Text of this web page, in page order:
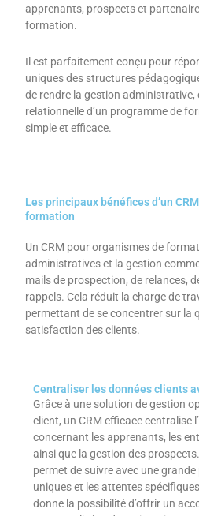
apprenants, prospects et
formation.
Il est parfaitement conçu pour
uniques des structures
de rendre la gestion administrative,
relationnelle d’un programme de
simple et efficace.
Les principaux bénéfices d’un
formation
Un CRM pour organismes de
administratives et la gestion
mails de prospection, de relances,
rappels. Cela réduit la charge de
permettant de se concentrer sur la
satisfaction des clients.
Centraliser les données clients
Grâce à une solution de gestion
client, un CRM efficace centralise
concernant les apprenants, les
ainsi que la gestion des
permet de suivre avec une
uniques et les attentes
donne la possibilité d’offrir un